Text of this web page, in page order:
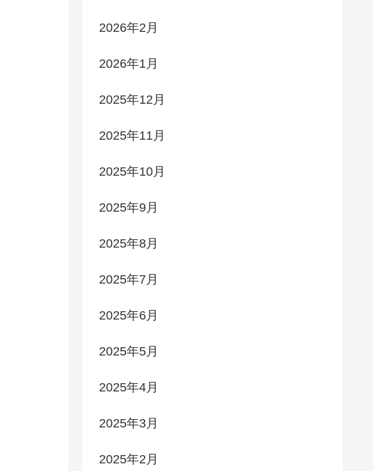
2026年2月
2026年1月
2025年12月
2025年11月
2025年10月
2025年9月
2025年8月
2025年7月
2025年6月
2025年5月
2025年4月
2025年3月
2025年2月